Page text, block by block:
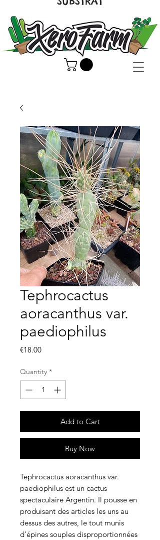
Tephrocactus
aoracanthus var.
paediophilus
€18.00Price
Quantity *
Add to Cart
Buy Now
Tephrocactus aoracanthus var.
paediophilus est un cactus
spectaculaire Argentin. Il pousse en
produisant des articles les uns au
dessus des autres, le tout munis
d'épines souples disproportionnées